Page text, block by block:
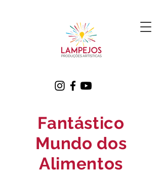
Fantástico
Mundo dos
Alimentos